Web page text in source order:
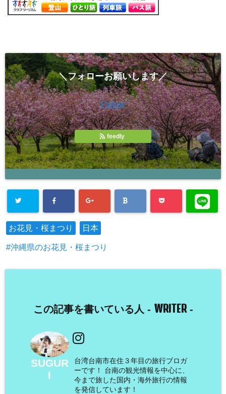
＼フォローお願いします／
Follow
feedly
お花見・桜まつり 日本
沖縄県のお花見・桜まつり
この記事を書いている人 - WRITER-
SUGUR
I
台湾台南市在住３年目の旅行ブロガ
ーです！ 台南の観光情報を中心に、
今まで旅した国内・海外旅行の情報
を発信しています！